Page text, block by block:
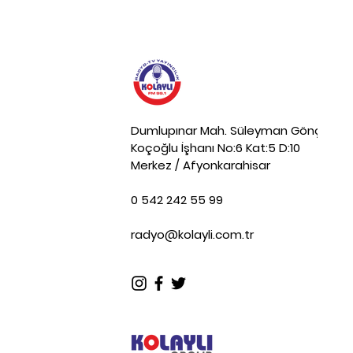
Dumlupınar Mah. Süleyman Gönçer
Koçoğlu İşhanı No:6 Kat:5 D:10
Merkez / Afyonkarahisar
0 542 242 55 99
radyo@kolayli.com.tr